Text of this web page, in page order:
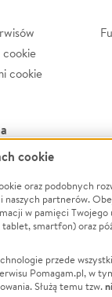
cookie
cookie
oraz podobnych
naszych partnerów.
w pamięci Twojego
smartfon) oraz
przede
Pomagam.pl, w
Służą temu tzw.